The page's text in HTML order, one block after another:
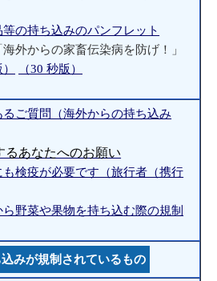
等の持ち込みのパンフレット
外からの家畜伝染病を防げ！」
（30 秒版）
るご質問（海外からの持ち込み
るあなたへのお願い
も検疫が必要です（旅行者（携行
ら野菜や果物を持ち込む際の規制
込みが規制されているもの